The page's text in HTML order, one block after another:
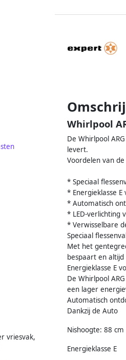
Whirlpool
De Whirlpool
levert.
Voordelen van
* Speciaal
* Energieklasse
* Automatisch
* LED-verlichting
* Verwisselbare
Speciaal
Met het
bespaart en
Energieklasse E
De Whirlpool
een lager
Automatisch
Dankzij de Auto
Nishoogte: 88 cm
Energieklasse E
vriesvak,